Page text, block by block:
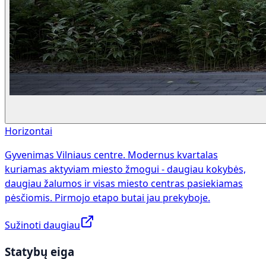
Horizontai
Gyvenimas Vilniaus centre. Modernus kvartalas
kuriamas aktyviam miesto žmogui - daugiau kokybės,
daugiau žalumos ir visas miesto centras pasiekiamas
pėsčiomis. Pirmojo etapo butai jau prekyboje.
Sužinoti daugiau
Statybų eiga